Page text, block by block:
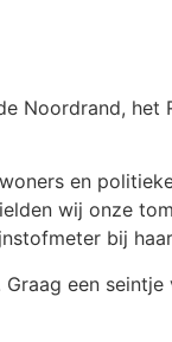
Noordrand, het
en
wij onze
bij
een seintje